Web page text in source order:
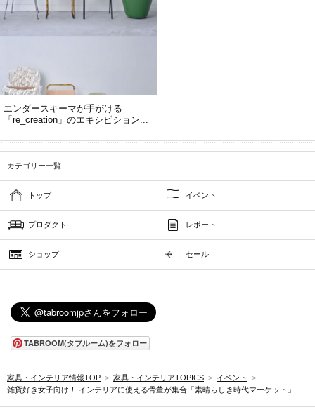
エンダースキーマが手がける
「re_creation」のエキシビション...
カテゴリー一覧
トップ イベント
プロダクト レポート
ショップ セール
TABROOM(タブルーム)をフォロー
家具・インテリア情報TOP > 家具・インテリアTOPICS > イベント
>
雑貨好き女子向け！ インテリアに使える骨董が集合「素晴らしき時代マーケット」